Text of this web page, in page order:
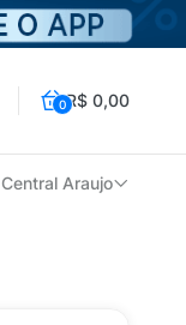
0R$ 0,00
Central Araujo